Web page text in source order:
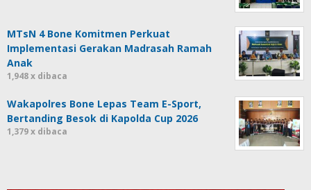
MTsN 4 Bone Komitmen Perkuat
Implementasi Gerakan Madrasah Ramah
Anak
1,948 x dibaca
Wakapolres Bone Lepas Team E-Sport,
Bertanding Besok di Kapolda Cup 2026
1,379 x dibaca